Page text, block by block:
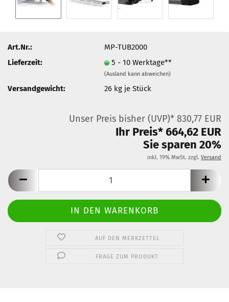
Art.Nr.:
MP-TUB2000
Lieferzeit:
5 - 10 Werktage**
(Ausland kann abweichen)
Versandgewicht: 26 kg je Stück
Unser Preis bisher (UVP)* 830,77 EUR
Ihr Preis* 664,62 EUR
Sie sparen 20%
inkl. 19% MwSt. zzgl. Versand
AUF DEN MERKZETTEL
FRAGE ZUM PRODUKT